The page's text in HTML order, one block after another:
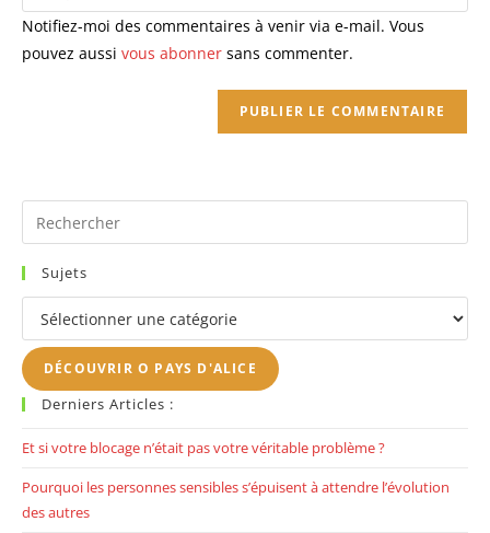
site
(facultatif)
Notifiez-moi des commentaires à venir via e-mail. Vous
pouvez aussi vous abonner sans commenter.
Sujets
Sujets
DÉCOUVRIR O PAYS D'ALICE
Derniers Articles :
Et si votre blocage n’était pas votre véritable problème ?
Pourquoi les personnes sensibles s’épuisent à attendre l’évolution
des autres